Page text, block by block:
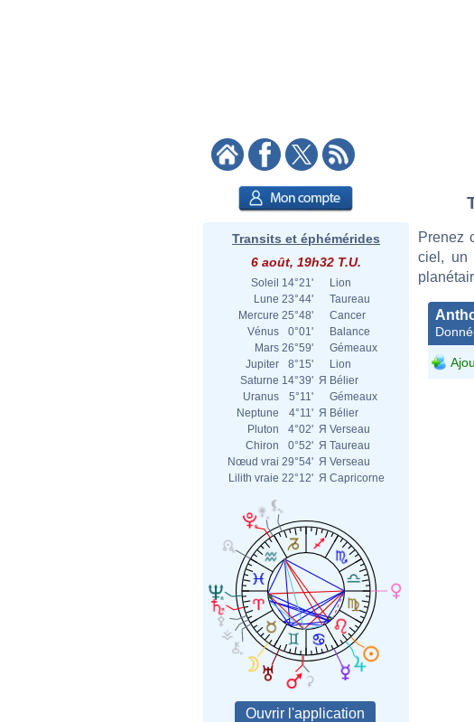
Transits et éphémérides
6 août, 19h32 T.U.
Soleil 14°21'
Lion
Lune 23°44'
Taureau
Mercure 25°48'
Cancer
Vénus
0°01'
Balance
Mars 26°59'
Gémeaux
Jupiter
8°15'
Lion
Saturne 14°39' Я Bélier
Uranus
5°11'
Gémeaux
Neptune
4°11' Я Bélier
Pluton
4°02' Я Verseau
Chiron
0°52' Я Taureau
Nœud vrai 29°54' Я Verseau
Lilith vraie 22°12' Я Capricorne
Prenez
ciel, un